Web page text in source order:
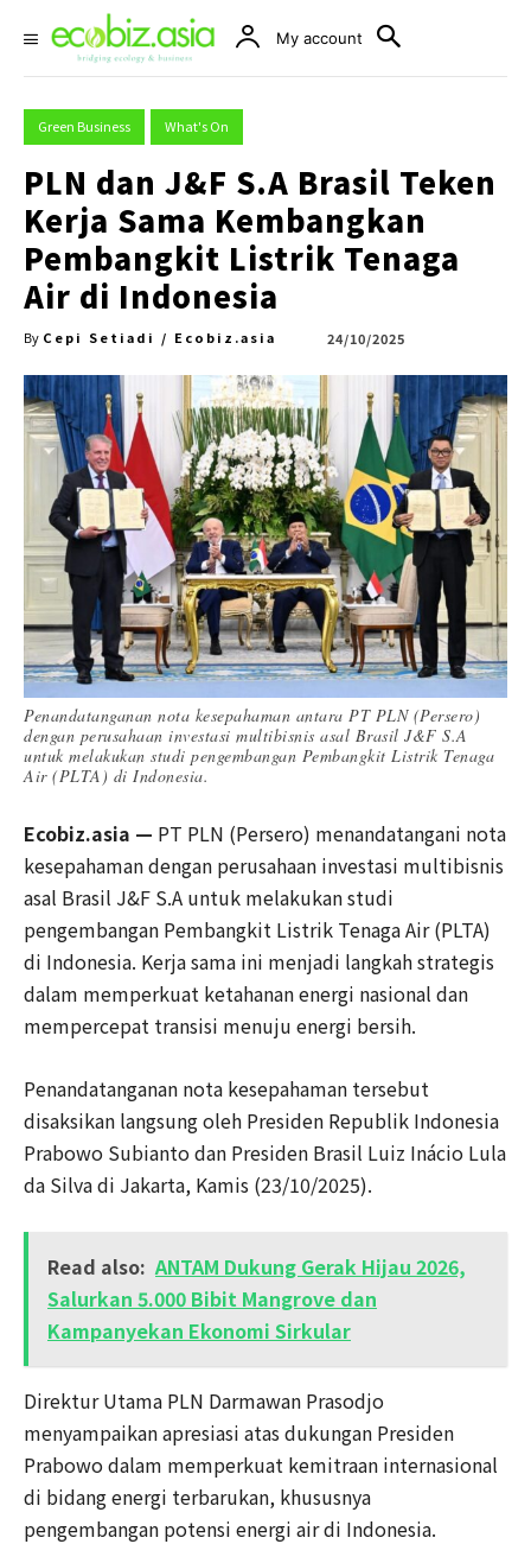
My account
Green Business What's On
PLN dan J&F S.A Brasil Teken
Kerja Sama Kembangkan
Pembangkit Listrik Tenaga
Air di Indonesia
By Cepi Setiadi / Ecobiz.asia 24/10/2025
Penandatanganan nota kesepahaman antara PT PLN (Persero)
dengan perusahaan investasi multibisnis asal Brasil J&F S.A
untuk melakukan studi pengembangan Pembangkit Listrik Tenaga
Air (PLTA) di Indonesia.
Ecobiz.asia — PT PLN (Persero) menandatangani nota
kesepahaman dengan perusahaan investasi multibisnis
asal Brasil J&F S.A untuk melakukan studi
pengembangan Pembangkit Listrik Tenaga Air (PLTA)
di Indonesia. Kerja sama ini menjadi langkah strategis
dalam memperkuat ketahanan energi nasional dan
mempercepat transisi menuju energi bersih.
Penandatanganan nota kesepahaman tersebut
disaksikan langsung oleh Presiden Republik Indonesia
Prabowo Subianto dan Presiden Brasil Luiz Inácio Lula
da Silva di Jakarta, Kamis (23/10/2025).
Read also: ANTAM Dukung Gerak Hijau 2026,
Salurkan 5.000 Bibit Mangrove dan
Kampanyekan Ekonomi Sirkular
Direktur Utama PLN Darmawan Prasodjo
menyampaikan apresiasi atas dukungan Presiden
Prabowo dalam memperkuat kemitraan internasional
di bidang energi terbarukan, khususnya
pengembangan potensi energi air di Indonesia.